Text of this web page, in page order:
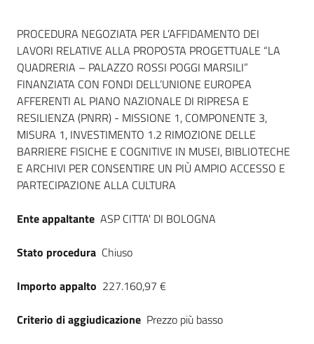
English
site
Seguici
Dati del bando
PROCEDURA NEGOZIATA PER L’AFFIDAMENTO DEI
LAVORI RELATIVE ALLA PROPOSTA PROGETTUALE “LA
QUADRERIA – PALAZZO ROSSI POGGI MARSILI”
FINANZIATA CON FONDI DELL’UNIONE EUROPEA
AFFERENTI AL PIANO NAZIONALE DI RIPRESA E
RESILIENZA (PNRR) - MISSIONE 1, COMPONENTE 3,
MISURA 1, INVESTIMENTO 1.2 RIMOZIONE DELLE
BARRIERE FISICHE E COGNITIVE IN MUSEI, BIBLIOTECHE
E ARCHIVI PER CONSENTIRE UN PIÙ AMPIO ACCESSO E
PARTECIPAZIONE ALLA CULTURA
Ente appaltante ASP CITTA' DI BOLOGNA
Stato procedura Chiuso
Importo appalto 227.160,97 €
Criterio di aggiudicazione Prezzo più basso